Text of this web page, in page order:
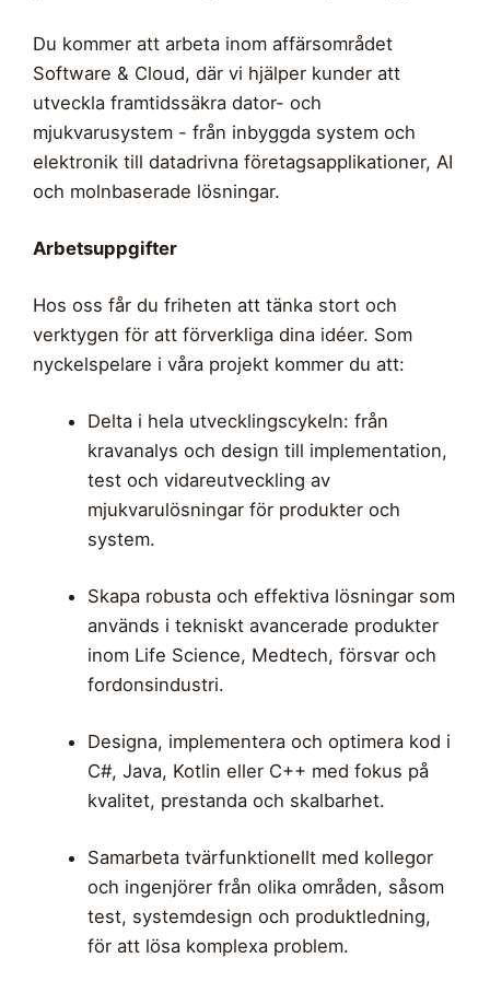
Du kommer att arbeta inom affärsområdet
Software & Cloud, där vi hjälper kunder att
utveckla framtidssäkra dator- och
mjukvarusystem - från inbyggda system och
elektronik till datadrivna företagsapplikationer, AI
och molnbaserade lösningar.
Arbetsuppgifter
Hos oss får du friheten att tänka stort och
verktygen för att förverkliga dina idéer. Som
nyckelspelare i våra projekt kommer du att:
Delta i hela utvecklingscykeln: från
kravanalys och design till implementation,
test och vidareutveckling av
mjukvarulösningar för produkter och
system.
Skapa robusta och effektiva lösningar som
används i tekniskt avancerade produkter
inom Life Science, Medtech, försvar och
fordonsindustri.
Designa, implementera och optimera kod i
C#, Java, Kotlin eller C++ med fokus på
kvalitet, prestanda och skalbarhet.
Samarbeta tvärfunktionellt med kollegor
och ingenjörer från olika områden, såsom
test, systemdesign och produktledning,
för att lösa komplexa problem.